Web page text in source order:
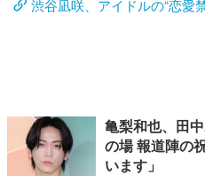
渋谷凪咲、アイドルの“恋愛
亀梨和也、田
の場 報道陣の
います」